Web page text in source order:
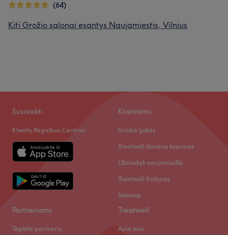
Profesionalus 6 Išmanantis darbą 6
(64)
Kiti Grožio salonai esantys Naujamiestis, Vilnius
Susisiekti
Klientų Pagalbos Centras
Klientams
Grožio gidas
Treatwell dovanų kuponas
Užsisakyk naujienlaiškį
Treatwell žodynas
Sitemap
Partneriams
Tapkite partneriu
Treatwell
Apie mus